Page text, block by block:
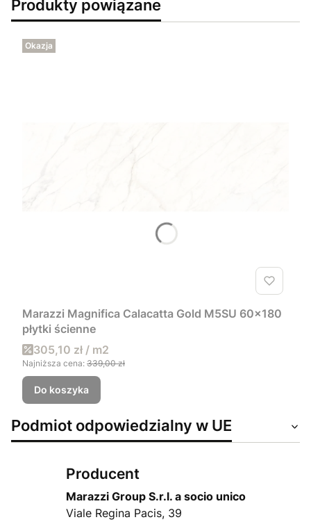
Produkty powiązane
Okazja
Marazzi Magnifica Calacatta Gold M5SU 60x180
płytki ścienne
305,10 zł / m2
Najniższa cena: 339,00 zł
Do koszyka
Podmiot odpowiedzialny w UE
Producent
Marazzi Group S.r.l. a socio unico
Viale Regina Pacis, 39